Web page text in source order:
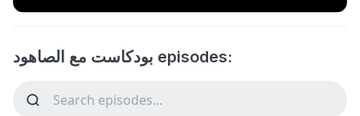
بودكاست مع الصاهود episodes: